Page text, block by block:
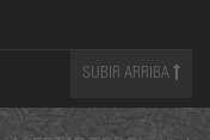
SUBIR ARRIBA